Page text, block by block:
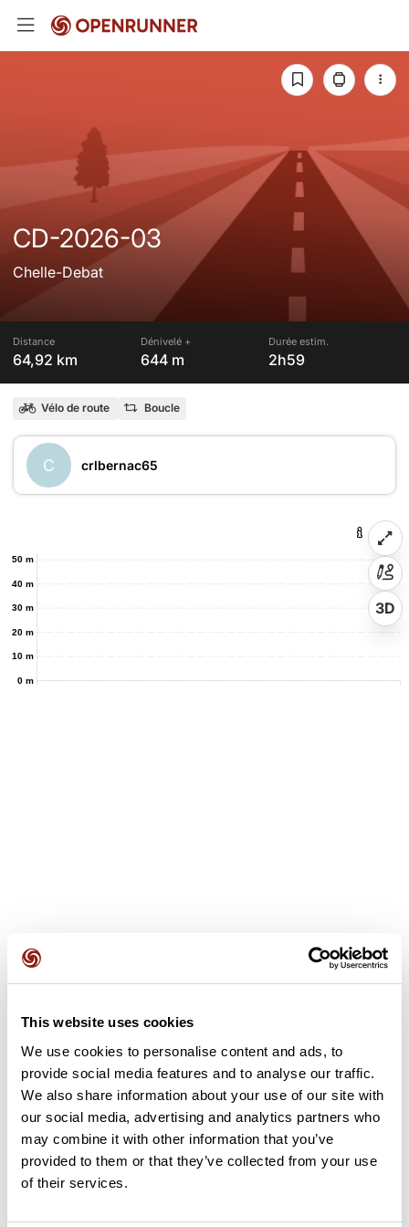
This website uses cookies
We use cookies to personalise content and ads, to
provide social media features and to analyse our traffic.
We also share information about your use of our site with
our social media, advertising and analytics partners who
may combine it with other information that you’ve
provided to them or that they’ve collected from your use
of their services.
CD-2026-03
Chelle-Debat
Distance
64,92 km
Dénivelé +
644 m
Durée estim.
2h59
Vélo de route Boucle
C crlbernac65
0 m
10 m
20 m
30 m
40 m
50 m
3D
Ajouter un avis
Découvrez ce parcours de vélo de 64,9 km à proximité de